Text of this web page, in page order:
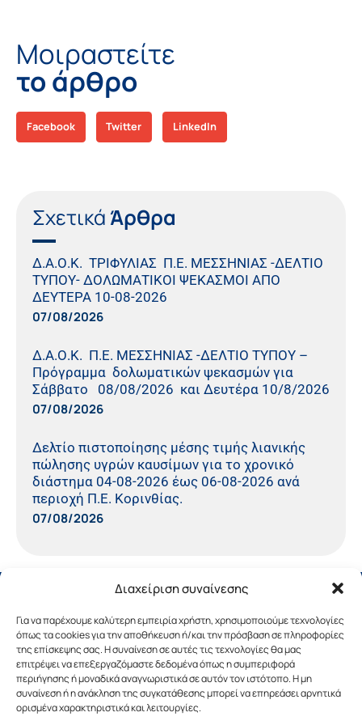
Διαχείριση συναίνεσης
Για να παρέχουμε καλύτερη εμπειρία χρήστη, χρησιμοποιούμε τεχνολογίες
όπως τα cookies για την αποθήκευση ή/και την πρόσβαση σε πληροφορίες
της επίσκεψης σας. Η συναίνεση σε αυτές τις τεχνολογίες θα μας
επιτρέψει να επεξεργαζόμαστε δεδομένα όπως η συμπεριφορά
περιήγησης ή μοναδικά αναγνωριστικά σε αυτόν τον ιστότοπο. Η μη
συναίνεση ή η ανάκληση της συγκατάθεσης μπορεί να επηρεάσει αρνητικά
ορισμένα χαρακτηριστικά και λειτουργίες.
Μοιραστείτε
το άρθρο
Facebook Twitter LinkedIn
Σχετικά Άρθρα
Δ.Α.Ο.Κ. ΤΡΙΦΥΛΙΑΣ Π.Ε. ΜΕΣΣΗΝΙΑΣ -ΔΕΛΤΙΟ
ΤΥΠΟΥ- ΔΟΛΩΜΑΤΙΚΟΙ ΨΕΚΑΣΜΟΙ ΑΠΟ
ΔΕΥΤΕΡΑ 10-08-2026
07/08/2026
Δ.Α.Ο.Κ. Π.Ε. ΜΕΣΣΗΝΙΑΣ -ΔΕΛΤΙΟ ΤΥΠΟΥ –
Πρόγραμμα δολωματικών ψεκασμών για
Σάββατο 08/08/2026 και Δευτέρα 10/8/2026
07/08/2026
Δελτίο πιστοποίησης μέσης τιμής λιανικής
πώλησης υγρών καυσίμων για το χρονικό
διάστημα 04-08-2026 έως 06-08-2026 ανά
περιοχή Π.Ε. Κορινθίας.
07/08/2026